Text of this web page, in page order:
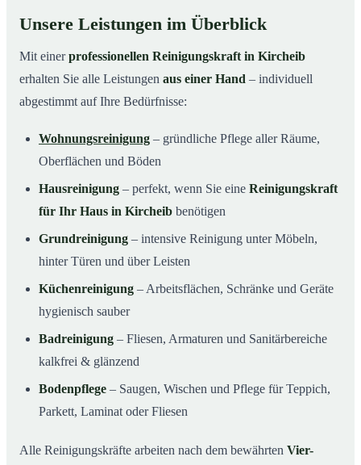
Unsere Leistungen im Überblick
Mit einerprofessionellen Reinigungskraft in Kircheib
erhalten Sie alle Leistungen aus einer Hand – individuell
abgestimmt auf Ihre Bedürfnisse:
Wohnungsreinigung – gründliche Pflege aller Räume,
Oberflächen und Böden
Hausreinigung – perfekt, wenn Sie eine Reinigungskraft
für Ihr Haus in Kircheib benötigen
Grundreinigung – intensive Reinigung unter Möbeln,
hinter Türen und über Leisten
Küchenreinigung – Arbeitsflächen, Schränke und Geräte
hygienisch sauber
Badreinigung – Fliesen, Armaturen und Sanitärbereiche
kalkfrei & glänzend
Bodenpflege – Saugen, Wischen und Pflege für Teppich,
Parkett, Laminat oder Fliesen
Alle Reinigungskräfte arbeiten nach dem bewährten Vier-